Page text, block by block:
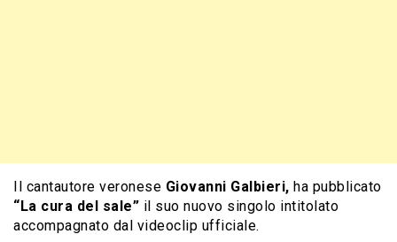
Il cantautore veronese Giovanni Galbieri, ha pubblicato
“La cura del sale” il suo nuovo singolo intitolato
accompagnato dal videoclip ufficiale.